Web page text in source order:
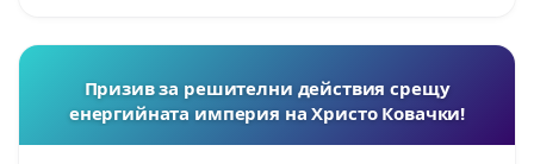
Призив за решителни действия срещу
енергийната империя на Христо Ковачки!